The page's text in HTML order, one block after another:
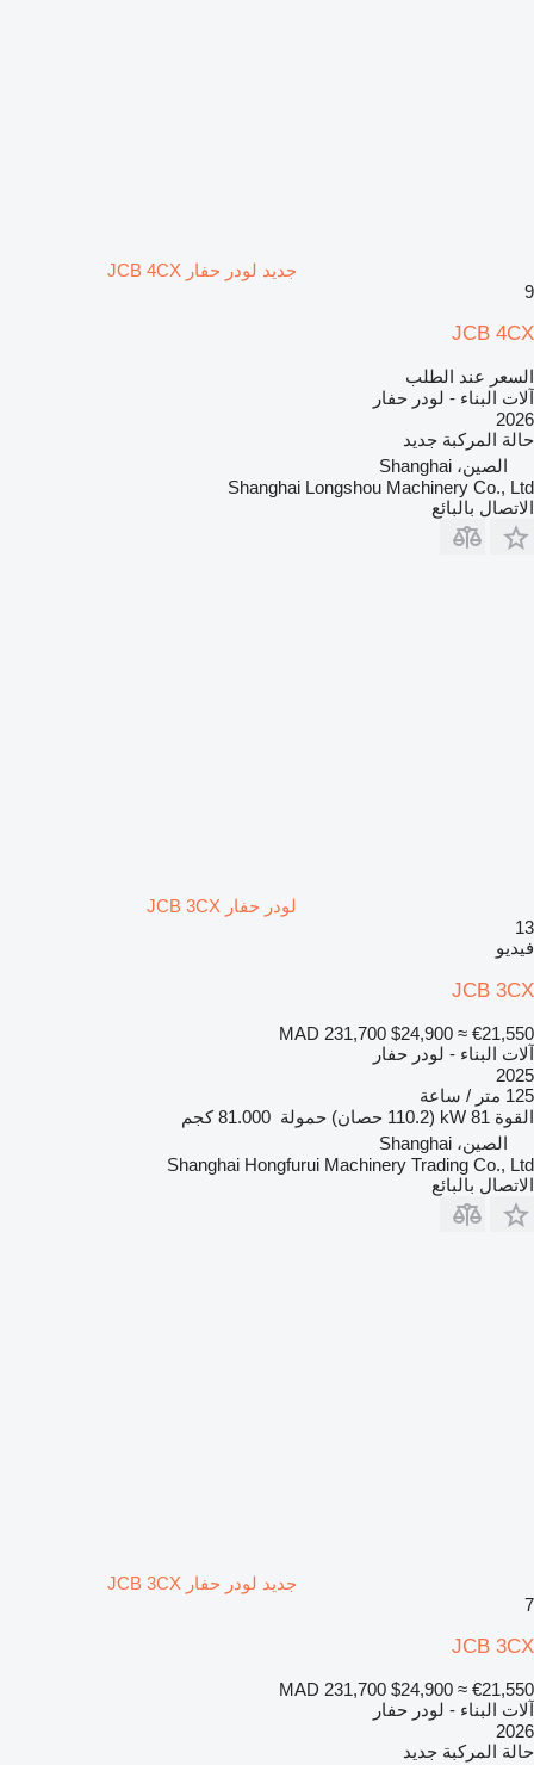
جديد لودر حفار JCB 4CX
9
JCB 4CX
السعر عند الطلب
آلات البناء - لودر حفار
2026
حالة المركبة جديد
الصين، Shanghai
Shanghai Longshou Machinery Co., Ltd
الاتصال بالبائع
لودر حفار JCB 3CX
13
فيديو
JCB 3CX
MAD 231,700 $24,900 ≈ €21,550
آلات البناء - لودر حفار
2025
125 متر / ساعة
القوة 81 kW (110.2 حصان) حمولة 81.000 كجم
الصين، Shanghai
Shanghai Hongfurui Machinery Trading Co., Ltd
الاتصال بالبائع
جديد لودر حفار JCB 3CX
7
JCB 3CX
MAD 231,700 $24,900 ≈ €21,550
آلات البناء - لودر حفار
2026
حالة المركبة جديد